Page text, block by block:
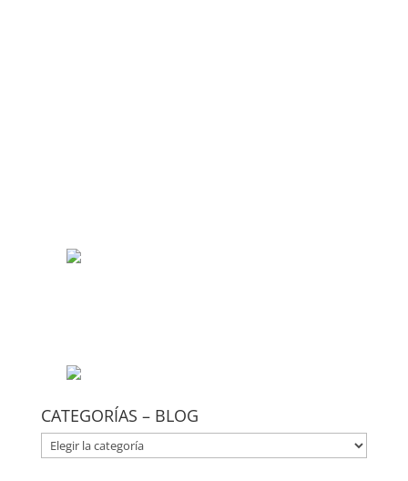
CATEGORÍAS – BLOG
CATEGORÍAS
–